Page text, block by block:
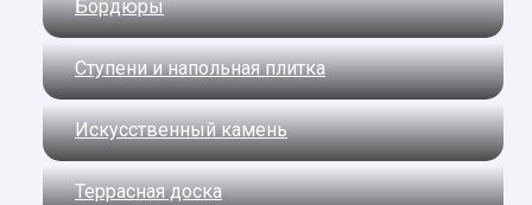
Бордюры
Ступени и напольная плитка
Искусственный камень
Террасная доска